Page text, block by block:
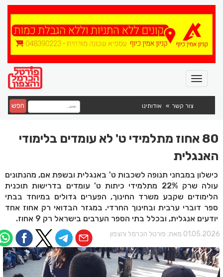
צור קשר אודותינו חפש
80 אחוז מתלמידי ט' לא עומדים בלימודי
האנגלית
כישלון במבחני תנופה לשכבות ט' באנגלית ובשפת אם, מהנתונים
עולה שרק 22% מתלמידי כיתות ט' עומדים בדרישות תוכנית
הלימודים שקבע משרד החינוך, הפערים גדולים במיוחד בבתי
ספר דוברי ערבית ובחינוך החרדי. במגזר הבדואי רק אחוז אחד
יודעים אנגלית, ובכלל בתי הספר הערבים בישראל רק 9 אחוז.
מאת: פורטל הכרמל והצפון